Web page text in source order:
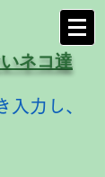
ネコ達
入力し、